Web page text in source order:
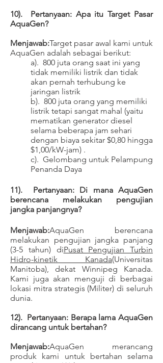
10). Pertanyaan: Apa itu Target Pasar
AquaGen?
Menjawab:Target pasar awal kami untuk
AquaGen adalah sebagai berikut:
a). 800 juta orang saat ini yang
tidak memiliki listrik dan tidak
akan pernah terhubung ke
jaringan listrik
b). 800 juta orang yang memiliki
listrik tetapi sangat mahal (yaitu
mematikan generator diesel
selama beberapa jam sehari
dengan biaya sekitar $0,80 hingga
$1,00/kW-jam) .
c). Gelombang untuk Pelampung
Penanda Daya
11). Pertanyaan: Di mana AquaGen
berencana melakukan pengujian
jangka panjangnya?
Menjawab:AquaGen berencana
melakukan pengujian jangka panjang
(3-5 tahun) diPusat Pengujian Turbin
Hidro-kinetik Kanada(Universitas
Manitoba), dekat Winnipeg Kanada.
Kami juga akan menguji di berbagai
lokasi mitra strategis (Militer) di seluruh
dunia.
12). Pertanyaan: Berapa lama AquaGen
dirancang untuk bertahan?
Menjawab:AquaGen merancang
produk kami untuk bertahan selama